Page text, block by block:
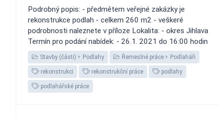
Podrobný popis: - předmětem veřejné zakázky je
rekonstrukce podlah - celkem 260 m2 - veškeré
podrobnosti naleznete v příloze Lokalita: - okres Jihlava
Termín pro podání nabídek: - 26.1. 2021 do 16:00 hodin
Stavby (části) Podlahy Řemeslné práce Podlaháři
rekonstrukci rekonstrukční práce podlahy
podlahářské práce